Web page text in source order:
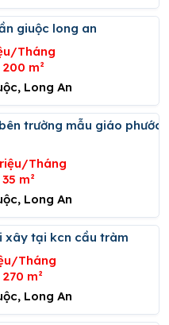
giuộc long an
Tháng
200 m²
Long An
Tháng
35 m²
Long An
xây tại kcn cầu tràm
Tháng
270 m²
Long An